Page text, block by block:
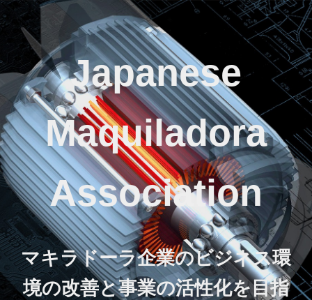
Japanese
Maquiladora
Association
マキラドーラ企業のビジネス環
境の改善と事業の活性化を目指